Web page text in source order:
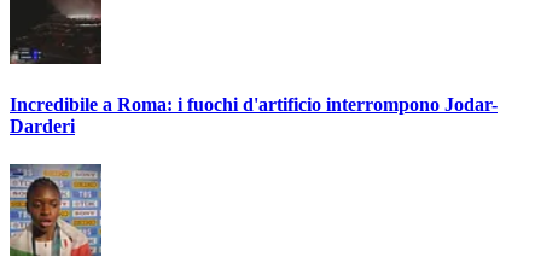
Incredibile a Roma: i fuochi d'artificio interrompono Jodar-
Darderi